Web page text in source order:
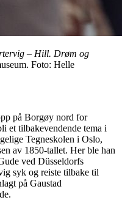
– Hill. Drøm og
Foto: Helle
på Borgøy nord for
et tilbakevendende tema i
Tegneskolen i Oslo,
av 1850-tallet. Her ble han
ved Düsseldorfs
syk og reiste tilbake til
på Gaustad